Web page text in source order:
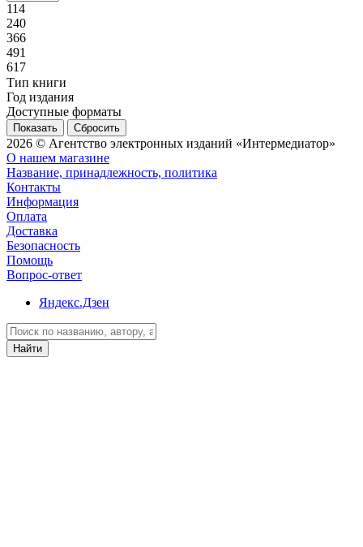
114
240
366
491
617
Тип книги
Год издания
Доступные форматы
Сбросить
2026 © Агентство электронных изданий «Интермедиатор»
О нашем магазине
Название, принадлежность, политика
Контакты
Информация
Оплата
Доставка
Безопасность
Помощь
Вопрос-ответ
Яндекс.Дзен
Найти